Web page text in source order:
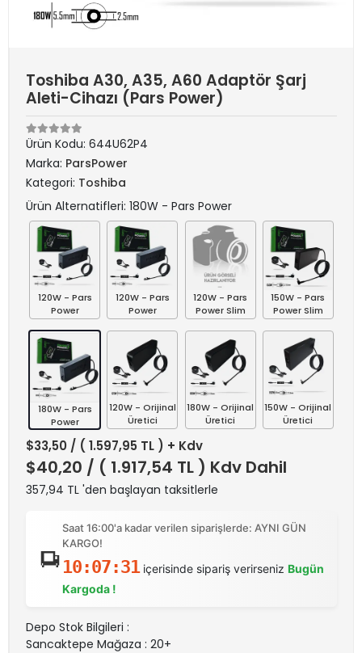
Toshiba A30, A35, A60 Adaptör Şarj
Aleti-Cihazı (Pars Power)
Ürün Kodu: 644U62P4
Marka: ParsPower
Kategori: Toshiba
Ürün Alternatifleri: 180W - Pars Power
120W - Pars
Power
120W - Pars
Power
120W - Pars
Power Slim
150W - Pars
Power Slim
180W - Pars
Power
120W - Orijinal
Üretici
180W - Orijinal
Üretici
150W - Orijinal
Üretici
$33,50 / ( 1.597,95 TL ) + Kdv
$40,20 / ( 1.917,54 TL ) Kdv Dahil
357,94 TL 'den başlayan taksitlerle
Saat 16:00'a kadar verilen siparişlerde: AYNI GÜN
KARGO!
10:07:31içerisinde sipariş verirseniz Bugün
Kargoda !
Depo Stok Bilgileri :
Sancaktepe Mağaza : 20+